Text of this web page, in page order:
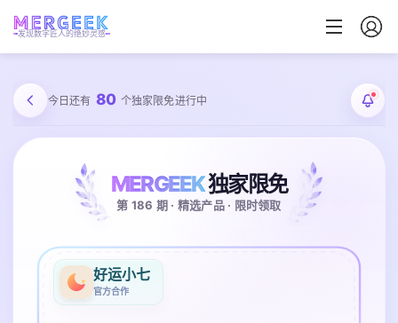
发现数字匠人的绝妙灵感
今日还有 80 个独家限免进行中
MERGEEK独家限免
第 186 期 · 精选产品 · 限时领取
好运小七
官方合作